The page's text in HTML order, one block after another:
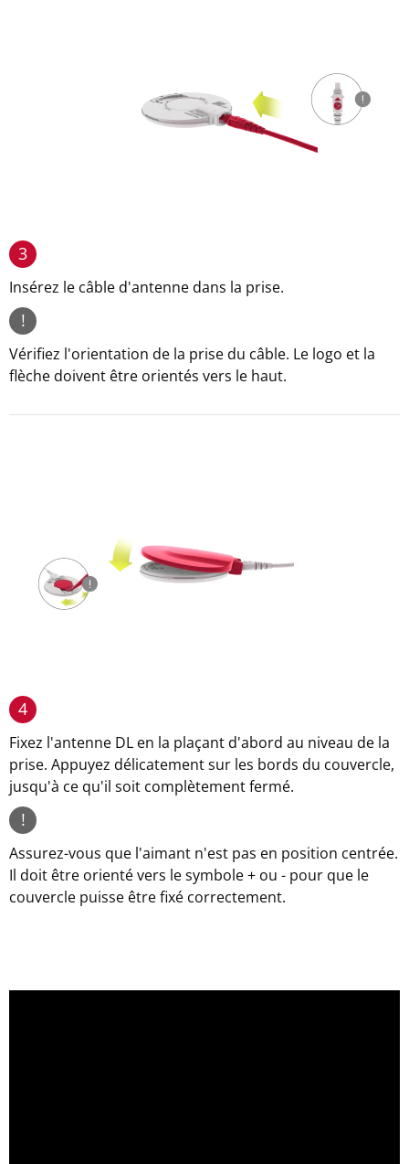
3
Insérez le câble d'antenne dans la prise.
!
Vérifiez l'orientation de la prise du câble. Le logo et la
flèche doivent être orientés vers le haut.
4
Fixez l'antenne DL en la plaçant d'abord au niveau de la
prise. Appuyez délicatement sur les bords du couvercle,
jusqu'à ce qu'il soit complètement fermé.
!
Assurez-vous que l'aimant n'est pas en position centrée.
Il doit être orienté vers le symbole + ou - pour que le
couvercle puisse être fixé correctement.